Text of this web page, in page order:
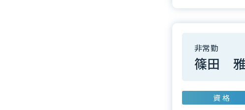
非常勤
篠田
資 格